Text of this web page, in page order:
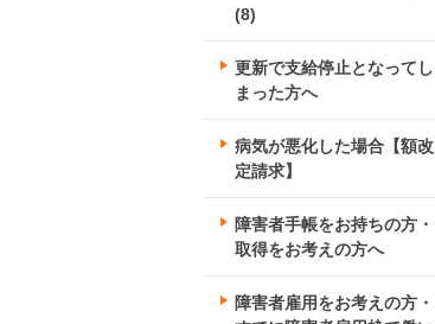
(8)
更新で支給停止となってし
まった方へ
病気が悪化した場合【額改
定請求】
障害者手帳をお持ちの方・
取得をお考えの方へ
障害者雇用をお考えの方・